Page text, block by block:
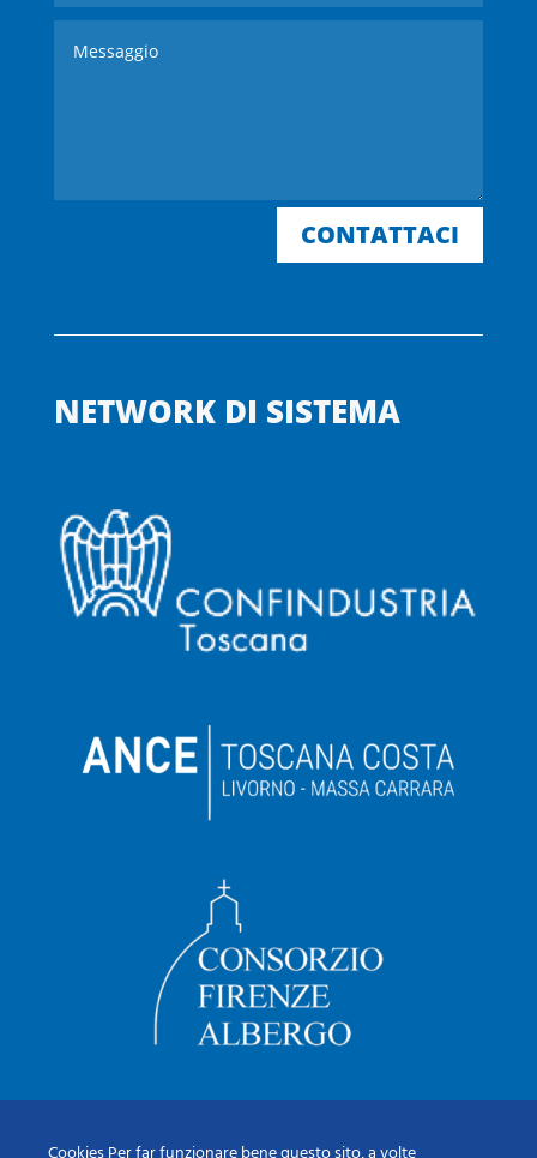
CONTATTACI
NETWORK DI SISTEMA